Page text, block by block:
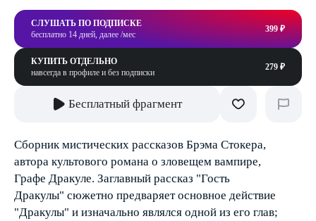
СЛУШАТЬ ПО ПОДПИСКЕ
бесплатно 14 дней, далее /мес
399 ₽
КУПИТЬ ОТДЕЛЬНО
навсегда в профиле и без подписки
279 ₽
Бесплатный фрагмент
Сборник мистических рассказов Брэма Стокера,
автора культового романа о зловещем вампире,
Графе Дракуле. Заглавный рассказ "Гость
Дракулы" сюжетно предваряет основное действие
"Дракулы" и изначально являлся одной из его глав;